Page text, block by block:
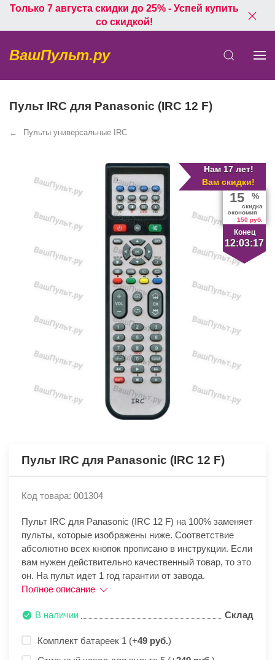
Только 7 августа скидки до 25% - Успей купить
со скидкой!
ВашПульт.ру
Пульт IRC для Panasonic (IRC 12 F)
Пульты универсальные IRC
Нам 17 лет!
Вам скидки!
Конец
12:03:17
15 %
скидка
экономия
150 руб.
Пульт IRC для Panasonic (IRC 12 F)
Код товара: 001304
Пульт IRC для Panasonic (IRC 12 F) на 100% заменяет
пульты, которые изображены ниже. Соответствие
абсолютно всех кнопок прописано в инструкции. Если
вам нужен действительно качественный товар, то это
он. На пульт идет 1 год гарантии от завода.
Полное описание
В наличии Склад
Комплект батареек 1 (+49 руб.)